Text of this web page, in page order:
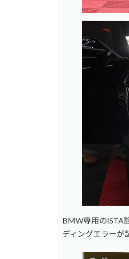
BMW専用のISTA
ディングエラーが